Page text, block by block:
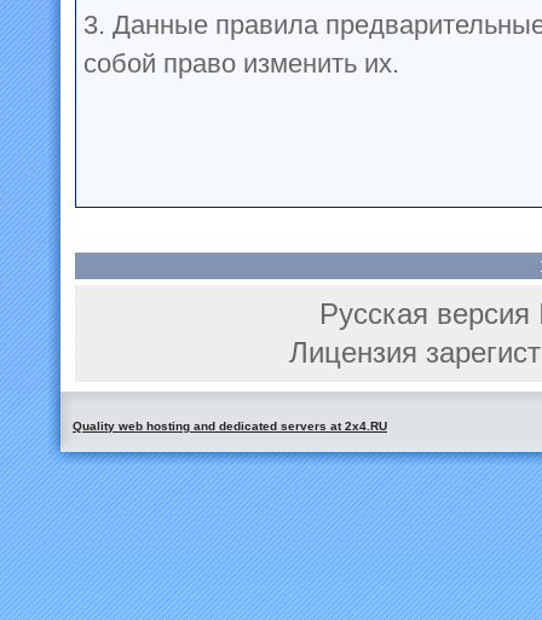
3. Данные правила
собой право изменить их.
Русская
Лицензия
Quality web hosting and dedicated servers at 2x4.RU